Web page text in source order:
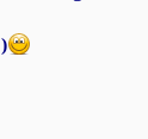
)